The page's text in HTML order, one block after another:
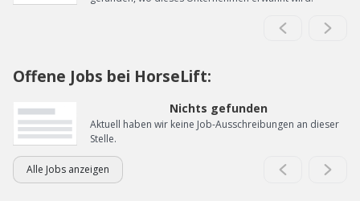
Offene Jobs bei HorseLift:
Nichts gefunden
Aktuell haben wir keine Job-Ausschreibungen an dieser
Stelle.
Alle Jobs anzeigen